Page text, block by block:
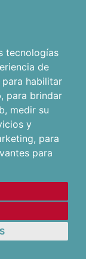
tecnologías
de
para habilitar
, para brindar
, medir su
y
, para
para